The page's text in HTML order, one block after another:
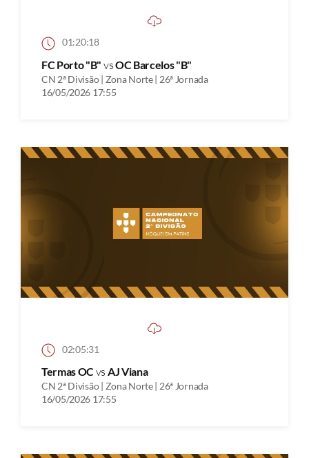
01:20:18
FC Porto "B" vsOC Barcelos "B"
CN 2ª Divisão | Zona Norte | 26ª Jornada
16/05/2026 17:55
02:05:31
Termas OCvs AJ Viana
CN 2ª Divisão | Zona Norte | 26ª Jornada
16/05/2026 17:55